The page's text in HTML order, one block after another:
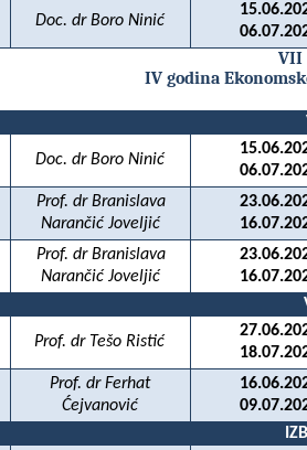
Doc. dr Boro Ninić
VII
IV godina
Doc. dr Boro Ninić
Prof. dr Branislava
Narančić Joveljić
Prof. dr Branislava
Narančić Joveljić
Prof. dr Tešo Ristić
Prof. dr Ferhat
Ćejvanović